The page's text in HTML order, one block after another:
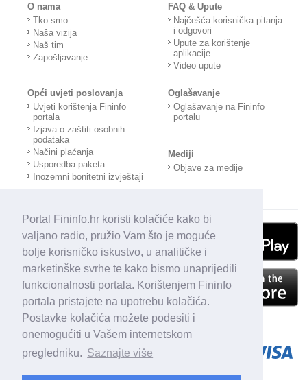
Portal Fininfo.hr koristi kolačiće kako bi
valjano radio, pružio Vam što je moguće
bolje korisničko iskustvo, u analitičke i
marketinške svrhe te kako bismo unaprijedili
funkcionalnosti portala. Korištenjem Fininfo
portala pristajete na upotrebu kolačića.
Postavke kolačića možete podesiti i
onemogućiti u Vašem internetskom
pregledniku. Saznajte više
O nama
Tko smo
Naša vizija
Naš tim
Zapošljavanje
FAQ & Upute
Najčešća korisnička pitanja
i odgovori
Upute za korištenje
aplikacije
Video upute
Opći uvjeti poslovanja
Uvjeti korištenja Fininfo
portala
Izjava o zaštiti osobnih
podataka
Načini plaćanja
Usporedba paketa
Inozemni bonitetni izvještaji
Oglašavanje
Oglašavanje na Fininfo
portalu
Mediji
Objave za medije